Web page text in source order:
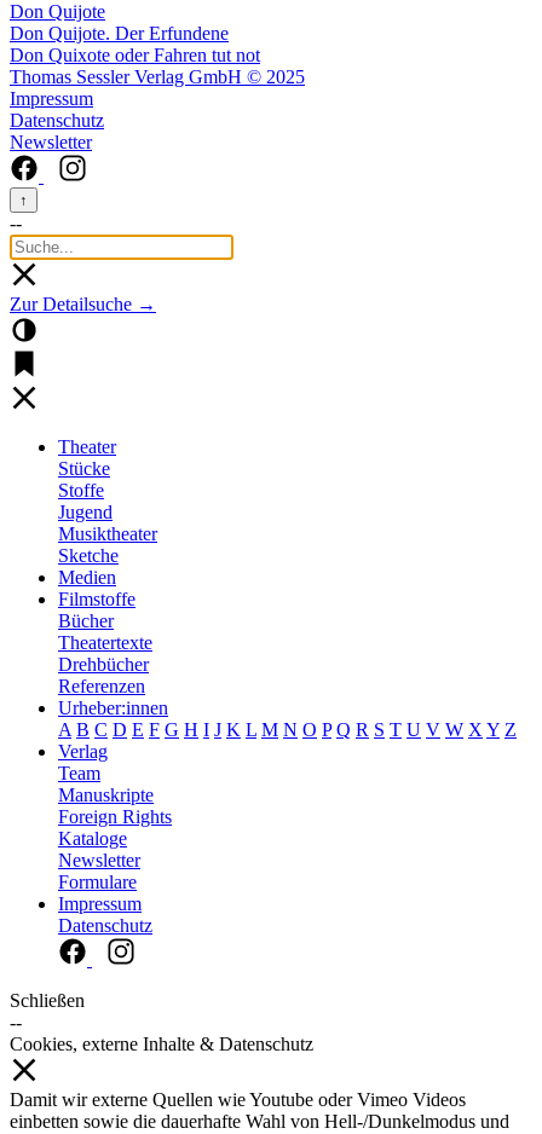
Don Quijote
Don Quijote. Der Erfundene
Don Quixote oder Fahren tut not
Thomas Sessler Verlag GmbH © 2025
Impressum
Datenschutz
Newsletter
↑
--
Zur Detailsuche →
Theater
Stücke
Stoffe
Jugend
Musiktheater
Sketche
Medien
Filmstoffe
Bücher
Theatertexte
Drehbücher
Referenzen
Urheber:innen
A B C D E F G H I J K L M N O P Q R S T U V W X Y Z
Verlag
Team
Manuskripte
Foreign Rights
Kataloge
Newsletter
Formulare
Impressum
Datenschutz
Schließen
--
Cookies, externe Inhalte & Datenschutz
Damit wir externe Quellen wie Youtube oder Vimeo Videos
einbetten sowie die dauerhafte Wahl von Hell-/Dunkelmodus und